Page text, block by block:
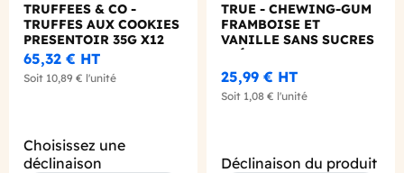
TRUFFEES & CO -
TRUFFES AUX COOKIES
PRESENTOIR 35G X12
65,32 € HT
Soit 10,89 € l'unité
Choisissez une
déclinaison
TRUE - CHEWING-GUM
FRAMBOISE ET
VANILLE SANS SUCRES
PRÉSENTOIR 21G X24
25,99 € HT
Soit 1,08 € l'unité
Déclinaison du produit